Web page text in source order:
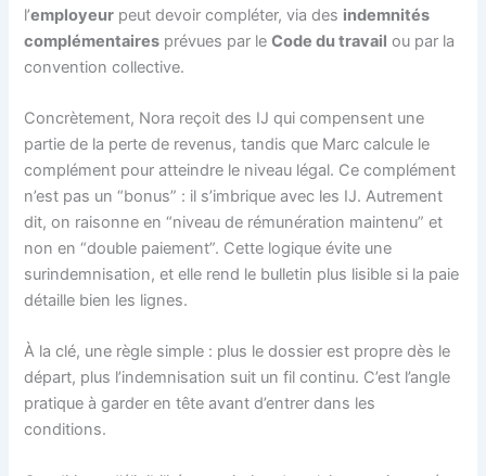
l’employeur peut devoir compléter, via des indemnités
complémentaires prévues par leCode du travail ou par la
convention collective.
Concrètement, Nora reçoit des IJ qui compensent une
partie de la perte de revenus, tandis que Marc calcule le
complément pour atteindre le niveau légal. Ce complément
n’est pas un “bonus” : il s’imbrique avec les IJ. Autrement
dit, on raisonne en “niveau de rémunération maintenu” et
non en “double paiement”. Cette logique évite une
surindemnisation, et elle rend le bulletin plus lisible si la paie
détaille bien les lignes.
À la clé, une règle simple : plus le dossier est propre dès le
départ, plus l’indemnisation suit un fil continu. C’est l’angle
pratique à garder en tête avant d’entrer dans les
conditions.